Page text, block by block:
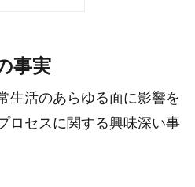
事実
生活のあらゆる面に影響を
ロセスに関する興味深い事